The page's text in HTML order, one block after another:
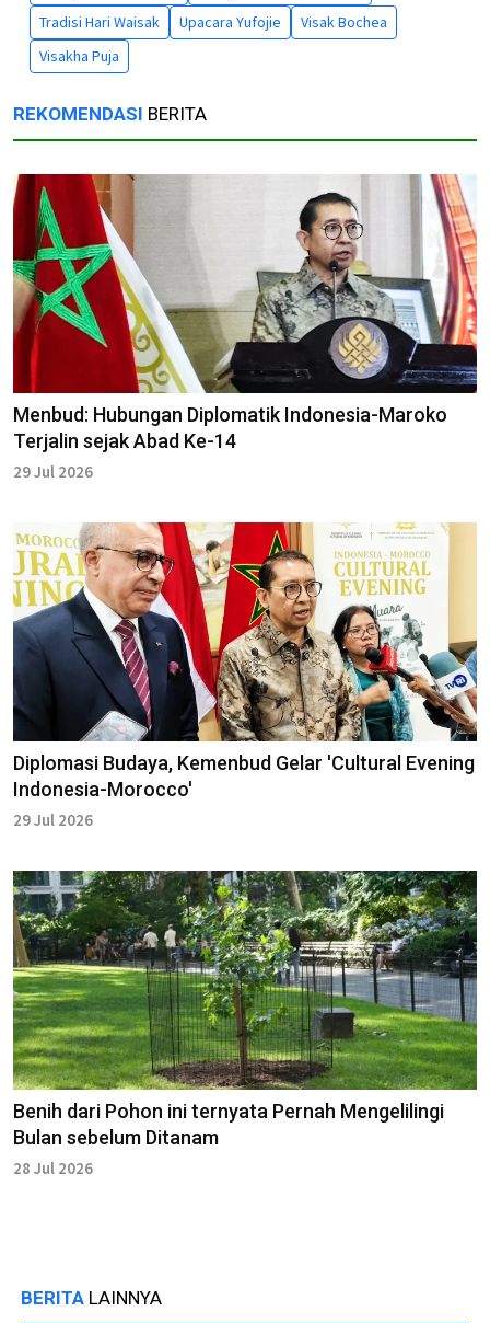
Tradisi Hari Waisak
Upacara Yufojie
Visak Bochea
Visakha Puja
REKOMENDASI BERITA
Menbud: Hubungan Diplomatik Indonesia-Maroko
Terjalin sejak Abad Ke-14
29 Jul 2026
Diplomasi Budaya, Kemenbud Gelar 'Cultural Evening
Indonesia-Morocco'
29 Jul 2026
Benih dari Pohon ini ternyata Pernah Mengelilingi
Bulan sebelum Ditanam
28 Jul 2026
BERITA LAINNYA